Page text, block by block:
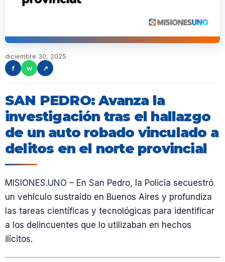
diciembre 30, 2025
f
w ↗
SAN PEDRO: Avanza la
investigación tras el hallazgo
de un auto robado vinculado a
delitos en el norte provincial
MISIONES.UNO – En San Pedro, la Policía secuestró
un vehículo sustraído en Buenos Aires y profundiza
las tareas científicas y tecnológicas para identificar
a los delincuentes que lo utilizaban en hechos
ilícitos.